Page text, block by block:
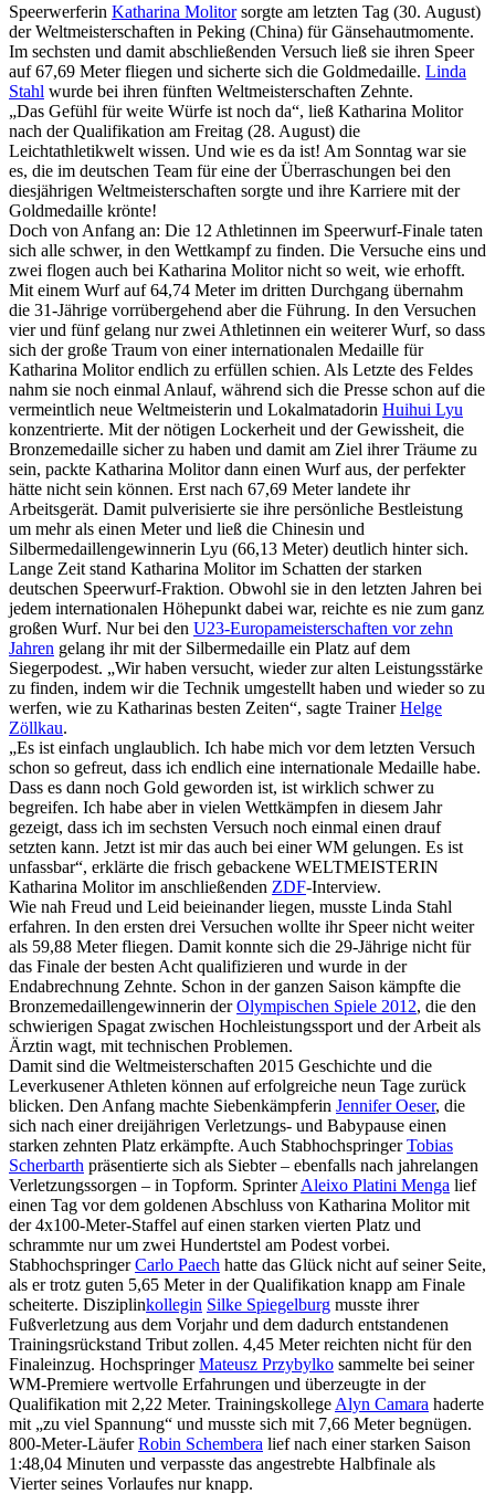
Speerwerferin Katharina Molitorsorgte am letzten Tag (30. August)
der Weltmeisterschaften in Peking (China) für Gänsehautmomente.
Im sechsten und damit abschließenden Versuch ließ sie ihren Speer
auf 67,69 Meter fliegen und sicherte sich die Goldmedaille. Linda
Stahl wurde bei ihren fünften Weltmeisterschaften Zehnte.
„Das Gefühl für weite Würfe ist noch da“, ließ Katharina Molitor
nach der Qualifikation am Freitag (28. August) die
Leichtathletikwelt wissen. Und wie es da ist! Am Sonntag war sie
es, die im deutschen Team für eine der Überraschungen bei den
diesjährigen Weltmeisterschaften sorgte und ihre Karriere mit der
Goldmedaille krönte!
Doch von Anfang an: Die 12 Athletinnen im Speerwurf-Finale taten
sich alle schwer, in den Wettkampf zu finden. Die Versuche eins und
zwei flogen auch bei Katharina Molitor nicht so weit, wie erhofft.
Mit einem Wurf auf 64,74 Meter im dritten Durchgang übernahm
die 31-Jährige vorrübergehend aber die Führung. In den Versuchen
vier und fünf gelang nur zwei Athletinnen ein weiterer Wurf, so dass
sich der große Traum von einer internationalen Medaille für
Katharina Molitor endlich zu erfüllen schien. Als Letzte des Feldes
nahm sie noch einmal Anlauf, während sich die Presse schon auf die
vermeintlich neue Weltmeisterin und Lokalmatadorin Huihui Lyu
konzentrierte. Mit der nötigen Lockerheit und der Gewissheit, die
Bronzemedaille sicher zu haben und damit am Ziel ihrer Träume zu
sein, packte Katharina Molitor dann einen Wurf aus, der perfekter
hätte nicht sein können. Erst nach 67,69 Meter landete ihr
Arbeitsgerät. Damit pulverisierte sie ihre persönliche Bestleistung
um mehr als einen Meter und ließ die Chinesin und
Silbermedaillengewinnerin Lyu (66,13 Meter) deutlich hinter sich.
Lange Zeit stand Katharina Molitor im Schatten der starken
deutschen Speerwurf-Fraktion. Obwohl sie in den letzten Jahren bei
jedem internationalen Höhepunkt dabei war, reichte es nie zum ganz
großen Wurf. Nur bei den U23-Europameisterschaften vor zehn
Jahren gelang ihr mit der Silbermedaille ein Platz auf dem
Siegerpodest. „Wir haben versucht, wieder zur alten Leistungsstärke
zu finden, indem wir die Technik umgestellt haben und wieder so zu
werfen, wie zu Katharinas besten Zeiten“, sagte TrainerHelge
Zöllkau.
„Es ist einfach unglaublich. Ich habe mich vor dem letzten Versuch
schon so gefreut, dass ich endlich eine internationale Medaille habe.
Dass es dann noch Gold geworden ist, ist wirklich schwer zu
begreifen. Ich habe aber in vielen Wettkämpfen in diesem Jahr
gezeigt, dass ich im sechsten Versuch noch einmal einen drauf
setzten kann. Jetzt ist mir das auch bei einer WM gelungen. Es ist
unfassbar“, erklärte die frisch gebackene WELTMEISTERIN
Katharina Molitor im anschließenden ZDF-Interview.
Wie nah Freud und Leid beieinander liegen, musste Linda Stahl
erfahren. In den ersten drei Versuchen wollte ihr Speer nicht weiter
als 59,88 Meter fliegen. Damit konnte sich die 29-Jährige nicht für
das Finale der besten Acht qualifizieren und wurde in der
Endabrechnung Zehnte. Schon in der ganzen Saison kämpfte die
Bronzemedaillengewinnerin derOlympischen Spiele 2012, die den
schwierigen Spagat zwischen Hochleistungssport und der Arbeit als
Ärztin wagt, mit technischen Problemen.
Damit sind die Weltmeisterschaften 2015 Geschichte und die
Leverkusener Athleten können auf erfolgreiche neun Tage zurück
blicken. Den Anfang machte Siebenkämpferin Jennifer Oeser, die
sich nach einer dreijährigen Verletzungs- und Babypause einen
starken zehnten Platz erkämpfte. Auch StabhochspringerTobias
Scherbarth präsentierte sich als Siebter – ebenfalls nach jahrelangen
Verletzungssorgen – in Topform. SprinterAleixo Platini Menga lief
einen Tag vor dem goldenen Abschluss von Katharina Molitor mit
der 4x100-Meter-Staffel auf einen starken vierten Platz und
schrammte nur um zwei Hundertstel am Podest vorbei.
StabhochspringerCarlo Paech hatte das Glück nicht auf seiner Seite,
als er trotz guten 5,65 Meter in der Qualifikation knapp am Finale
scheiterte. Disziplinkollegin Silke Spiegelburg musste ihrer
Fußverletzung aus dem Vorjahr und dem dadurch entstandenen
Trainingsrückstand Tribut zollen. 4,45 Meter reichten nicht für den
Finaleinzug. HochspringerMateusz Przybylko sammelte bei seiner
WM-Premiere wertvolle Erfahrungen und überzeugte in der
Qualifikation mit 2,22 Meter. Trainingskollege Alyn Camara haderte
mit „zu viel Spannung“ und musste sich mit 7,66 Meter begnügen.
800-Meter-LäuferRobin Schembera lief nach einer starken Saison
1:48,04 Minuten und verpasste das angestrebte Halbfinale als
Vierter seines Vorlaufes nur knapp.